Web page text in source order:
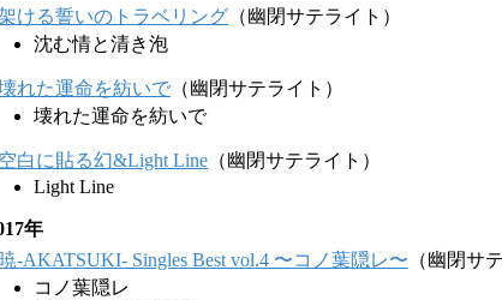
ける誓いのトラベリング （幽閉サテライト）
沈む情と清き泡
れた運命を紡いで （幽閉サテライト）
壊れた運命を紡いで
空白に貼る幻&Light Line （幽閉サテライト）
Light Line
年
暁-AKATSUKI- Singles Best vol.4 〜コノ葉隠レ〜 （幽閉サ
コノ葉隠レ